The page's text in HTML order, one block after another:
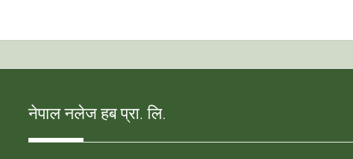
नेपाल नलेज हब प्रा. लि.